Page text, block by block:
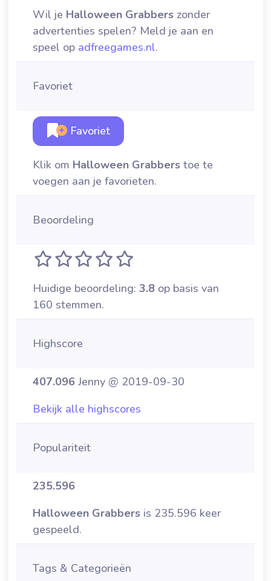
Wil je Halloween Grabbers zonder
advertenties spelen? Meld je aan en
speel op adfreegames.nl.
Favoriet
Favoriet
Klik om Halloween Grabbers toe te
voegen aan je favorieten.
Beoordeling
Huidige beoordeling: 3.8 op basis van
160 stemmen.
Highscore
407.096 Jenny @ 2019-09-30
Bekijk alle highscores
Populariteit
235.596
Halloween Grabbers is 235.596 keer
gespeeld.
Tags & Categorieën